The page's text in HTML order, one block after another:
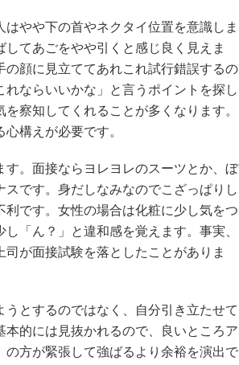
やや下の首やネクタイ位置を意識しま
てあごをやや引くと感じ良く見えま
顔に見立ててあれこれ試行錯誤するの
ならいいかな」と言うポイントを探し
察知してくれることが多くなります。
構えが必要です。
。面接ならヨレヨレのスーツとか、ぼ
です。身だしなみなのでこざっぱりし
です。女性の場合は化粧に少し気をつ
「ん？」と違和感を覚えます。事実、
が面接試験を落としたことがありま
とするのではなく、自分引き立たせて
的には見抜かれるので、良いところア
方が緊張して強ばるより余裕を演出で